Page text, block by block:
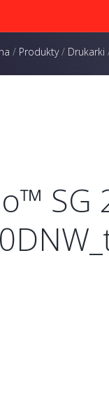
/ Produkty/ Drukarki
SG